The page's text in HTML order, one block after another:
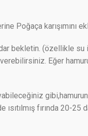
Poğaça karışımını
bekletin. (özellikle
Eğer
fırında 20-25